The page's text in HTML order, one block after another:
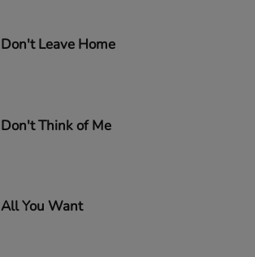
Don't Leave Home
Don't Think of Me
All You Want